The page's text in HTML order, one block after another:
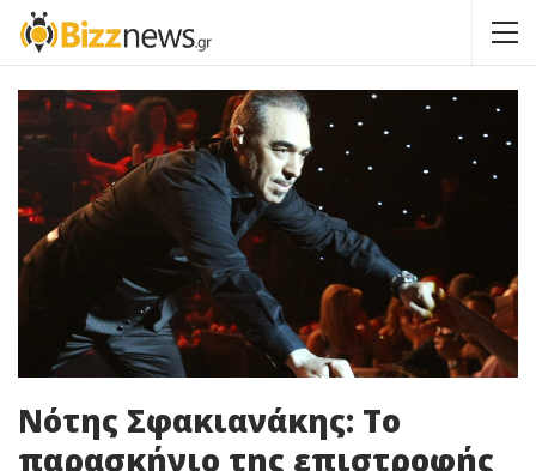
Νότης Σφακιανάκης: Το
παρασκήνιο της επιστροφής